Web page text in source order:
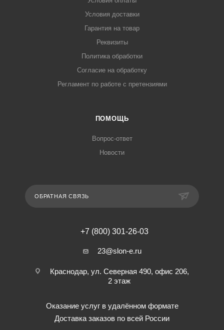
Условия доставки
Гарантия на товар
Реквизиты
Политика обработки
Согласие на обработку
Регламент по работе с претензиями
ПОМОЩЬ
Вопрос-ответ
Новости
ОБРАТНАЯ СВЯЗЬ
+7 (800) 301-26-03
23@slon-e.ru
Краснодар, ул. Северная 490, офис 206,
2 этаж
Оказание услуг в удалённом формате
Доставка заказов по всей России